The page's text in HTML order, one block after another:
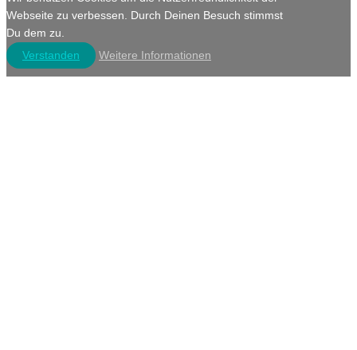
Webseite zu verbessen. Durch Deinen Besuch stimmst
Du dem zu.
Verstanden
Weitere Informationen